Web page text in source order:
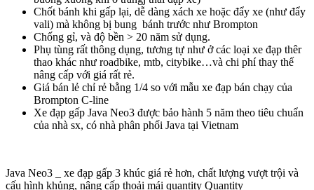
Chốt bánh khi gấp lại, dễ dàng xách xe hoặc đẩy xe (như đẩy
vali) mà không bị bung bánh trước như Brompton
Chống gỉ, và độ bền > 20 năm sử dụng.
Phụ tùng rất thông dụng, tương tự như ở các loại xe đạp thêr
thao khác như roadbike, mtb, citybike…và chi phí thay thế
nâng cấp với giá rất rẻ.
Giá bán lẻ chỉ rẻ bằng 1/4 so với mẫu xe đạp bán chạy của
Brompton C-line
Xe đạp gấp Java Neo3 được bảo hành 5 năm theo tiêu chuẩn
của nhà sx, có nhà phân phối Java tại Vietnam
Java Neo3 _ xe đạp gấp 3 khúc giá rẻ hơn, chất lượng vượt trội và
cấu hình khủng, nâng cấp thoải mái quantity Quantity